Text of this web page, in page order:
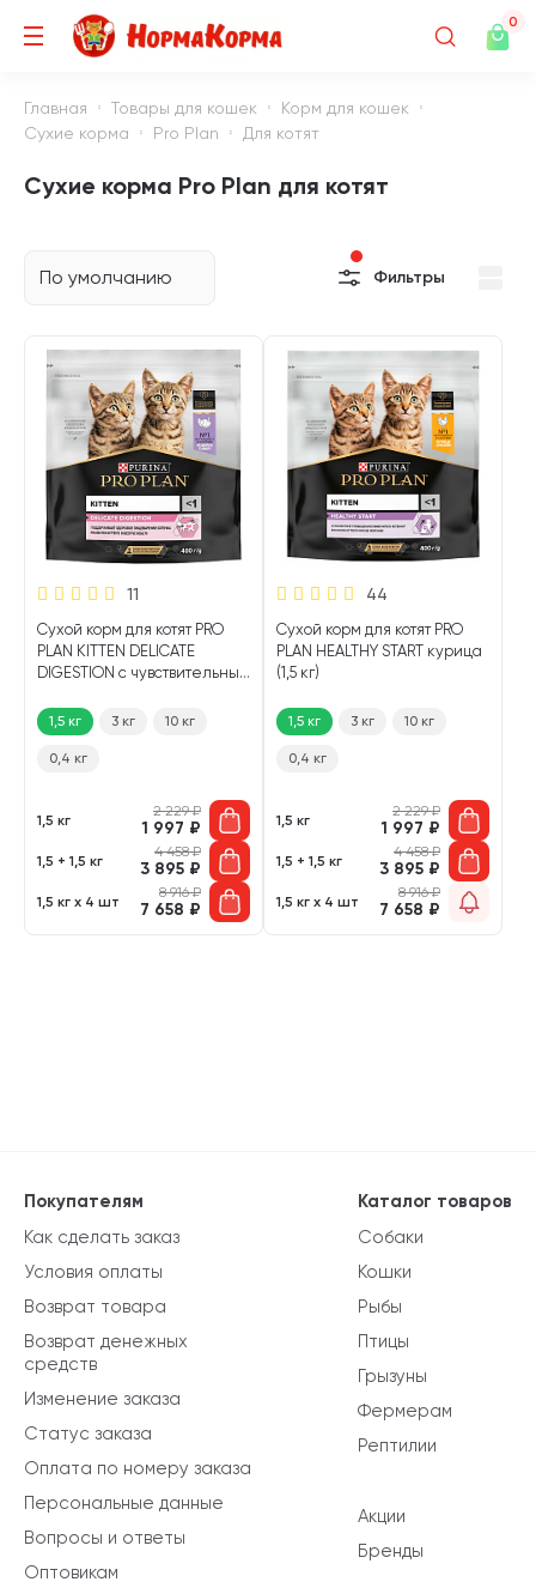
0
Главная Товары для кошек
Корм для кошек
Сухие корма
Pro Plan Для котят
Сухие корма Pro Plan для котят
По умолчанию Фильтры
11
Сухой корм для котят PRO
PLAN KITTEN DELICATE
DIGESTION с чувствительным
кг)1,5 кг 3 кг 10 кг
0,4 кг
1,5 кг
2 229₽
1 997 ₽
1,5 + 1,5 кг
4 458₽
3 895 ₽
1,5 кг х 4 шт
8 916₽
7 658 ₽
44
Сухой корм для котят PRO
PLAN HEALTHY START курица
(1,5 кг)
1,5 кг 3 кг 10 кг
0,4 кг
1,5 кг
2 229₽
1 997 ₽
1,5 + 1,5 кг
4 458₽
3 895 ₽
1,5 кг х 4 шт
8 916₽
7 658 ₽
Каталог товаров
Собаки
Кошки
Рыбы
Птицы
Грызуны
Фермерам
Рептилии
Акции
Бренды
Покупателям
Как сделать заказ
Условия оплаты
Возврат товара
Возврат денежных
средств
Изменение заказа
Статус заказа
Оплата по номеру заказа
Персональные данные
Вопросы и ответы
Оптовикам